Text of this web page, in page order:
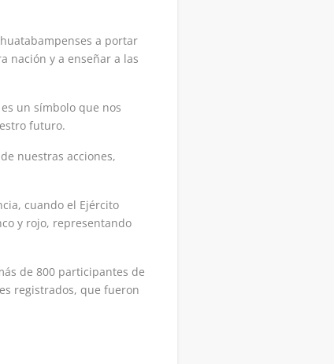
a portar
nación y a enseñar a las
un símbolo que nos
futuro.
nuestras acciones,
cuando el Ejército
y rojo, representando
de 800 participantes de
registrados, que fueron